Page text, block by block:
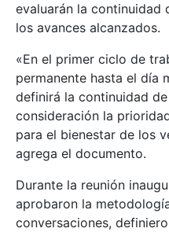
evaluarán la continuidad
los avances alcanzados.
«En el primer ciclo de
permanente hasta el día
definirá la continuidad
consideración la
para el bienestar de los
agrega el documento.
Durante la reunión
aprobaron la
conversaciones,